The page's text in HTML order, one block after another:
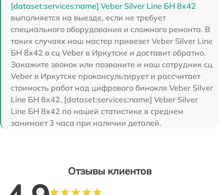
[dataset:services:name] Veber Silver Line БН 8x42
выполняется на выезде, если не требует
специального оборудования и сложного ремонта. В
таких случаях наш мастер привезет Veber Silver Line
БН 8x42 в сц Veber в Иркутске и доставит обратно.
Закажите звонок или позвоните и наш сотрудник сц
Veber в Иркутске проконсультирует и рассчитает
стоимость работ над цифрового бинокля Veber Silver
Line БН 8x42. [dataset:services:name] Veber Silver
Line БН 8x42 по нашей статистике в среднем
занимает 3 часа при наличии деталей.
Отзывы клиентов